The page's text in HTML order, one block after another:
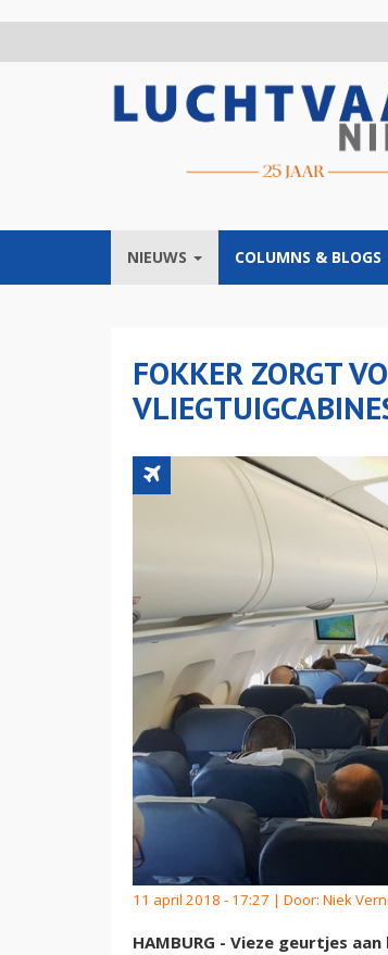
NIEUWS COLUMNS & BLOGS
FOKKER ZORGT
11 april 2018 - 17:27 | Door: Niek
HAMBURG - Vieze geurtjes